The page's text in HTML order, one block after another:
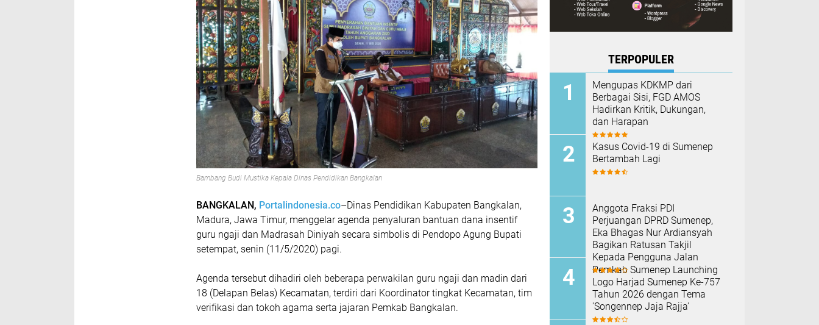
Bambang Budi Mustika Kepala Dinas Pendidikan Bangkalan
BANGKALAN, Portalindonesia.co–Dinas Pendidikan Kabupaten Bangkalan,
Madura, Jawa Timur, menggelar agenda penyaluran bantuan dana insentif
guru ngaji dan Madrasah Diniyah secara simbolis di Pendopo Agung Bupati
setempat, senin (11/5/2020) pagi.
Agenda tersebut dihadiri oleh beberapa perwakilan guru ngaji dan madin dari
18 (Delapan Belas) Kecamatan, terdiri dari Koordinator tingkat Kecamatan, tim
verifikasi dan tokoh agama serta jajaran Pemkab Bangkalan.
TERPOPULER
Mengupas KDKMP dari
Berbagai Sisi, FGD AMOS
Hadirkan Kritik, Dukungan,
dan Harapan
Kasus Covid-19 di Sumenep
Bertambah Lagi
Anggota Fraksi PDI
Perjuangan DPRD Sumenep,
Eka Bhagas Nur Ardiansyah
Bagikan Ratusan Takjil
Kepada Pengguna Jalan
Pemkab Sumenep Launching
Logo Harjad Sumenep Ke-757
Tahun 2026 dengan Tema
'Songennep Jaja Rajja'